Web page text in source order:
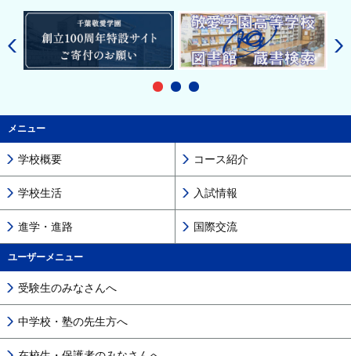
メニュー
学校概要 コース紹介
学校生活 入試情報
進学・進路 国際交流
ユーザーメニュー
受験生のみなさんへ
中学校・塾の先生方へ